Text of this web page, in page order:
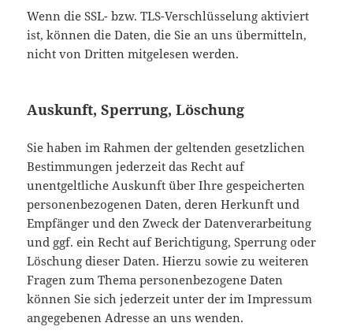
Wenn die SSL- bzw. TLS-Verschlüsselung aktiviert
ist, können die Daten, die Sie an uns übermitteln,
nicht von Dritten mitgelesen werden.
Auskunft, Sperrung, Löschung
Sie haben im Rahmen der geltenden gesetzlichen
Bestimmungen jederzeit das Recht auf
unentgeltliche Auskunft über Ihre gespeicherten
personenbezogenen Daten, deren Herkunft und
Empfänger und den Zweck der Datenverarbeitung
und ggf. ein Recht auf Berichtigung, Sperrung oder
Löschung dieser Daten. Hierzu sowie zu weiteren
Fragen zum Thema personenbezogene Daten
können Sie sich jederzeit unter der im Impressum
angegebenen Adresse an uns wenden.